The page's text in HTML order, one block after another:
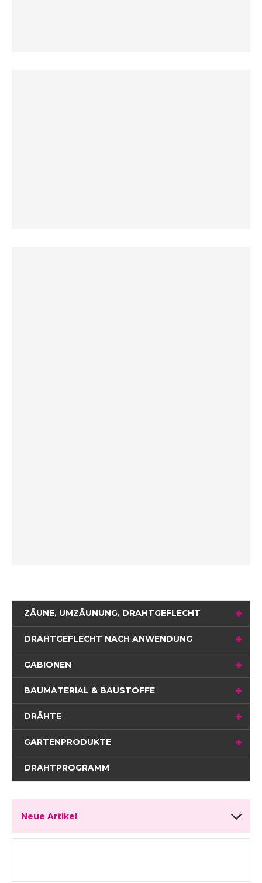
ZÄUNE, UMZÄUNUNG, DRAHTGEFLECHT
DRAHTGEFLECHT NACH ANWENDUNG
GABIONEN
BAUMATERIAL & BAUSTOFFE
DRÄHTE
GARTENPRODUKTE
DRAHTPROGRAMM
Neue Artikel